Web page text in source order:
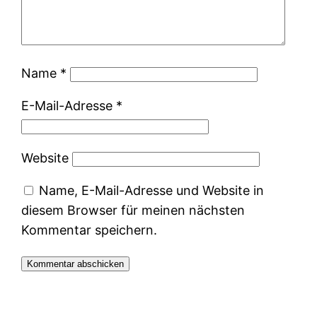
Name *
E-Mail-Adresse *
Website
Name, E-Mail-Adresse und Website in
diesem Browser für meinen nächsten
Kommentar speichern.